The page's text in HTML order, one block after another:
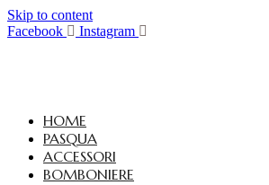
Skip to content
Facebook
Instagram
HOME
PASQUA
ACCESSORI
BOMBONIERE